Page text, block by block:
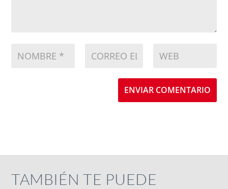
ENVIAR COMENTARIO
TAMBIÉN TE PUEDE